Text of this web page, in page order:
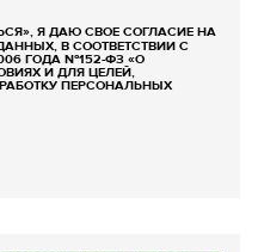
Я ДАЮ СВОЕ СОГЛАСИЕ НА
В СООТВЕТСТВИИ С
ГОДА №152-ФЗ «О
И ДЛЯ ЦЕЛЕЙ,
ПЕРСОНАЛЬНЫХ